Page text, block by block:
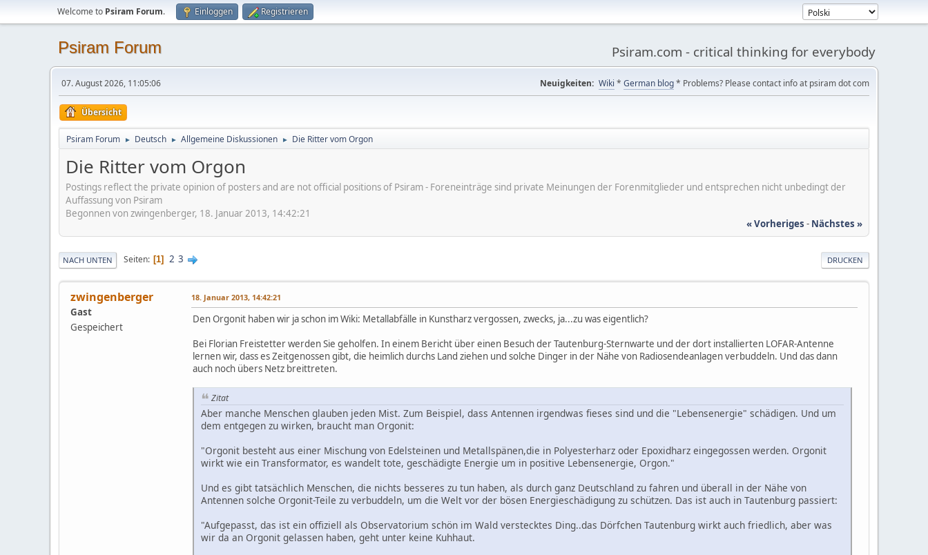
Welcome to Psiram Forum. Einloggen Registrieren
Psiram Forum Psiram.com - critical thinking for everybody
07. August 2026, 11:05:06 Neuigkeiten: Wiki * German blog* Problems? Please contact info at psiram dot com
Übersicht
Psiram Forum ► Deutsch ► Allgemeine Diskussionen ► Die Ritter vom Orgon
Die Ritter vom Orgon
Postings reflect the private opinion of posters and are not official positions of Psiram - Foreneinträge sind private Meinungen der Forenmitglieder und entsprechen nicht unbedingt der
Auffassung von Psiram
Begonnen von zwingenberger, 18. Januar 2013, 14:42:21
« Vorheriges - Nächstes »
DRUCKEN
NACH UNTEN Seiten 1 2 3
zwingenberger
Gast
Gespeichert
18. Januar 2013, 14:42:21
Den Orgonit haben wir ja schon im Wiki: Metallabfälle in Kunstharz vergossen, zwecks, ja...zu was eigentlich?
Bei Florian Freistetter werden Sie geholfen. In einem Bericht über einen Besuch der Tautenburg-Sternwarte und der dort installierten LOFAR-Antenne
lernen wir, dass es Zeitgenossen gibt, die heimlich durchs Land ziehen und solche Dinger in der Nähe von Radiosendeanlagen verbuddeln. Und das dann
auch noch übers Netz breittreten.
Zitat
Aber manche Menschen glauben jeden Mist. Zum Beispiel, dass Antennen irgendwas fieses sind und die "Lebensenergie" schädigen. Und um
dem entgegen zu wirken, braucht man Orgonit:
"Orgonit besteht aus einer Mischung von Edelsteinen und Metallspänen,die in Polyesterharz oder Epoxidharz eingegossen werden. Orgonit
wirkt wie ein Transformator, es wandelt tote, geschädigte Energie um in positive Lebensenergie, Orgon."
Und es gibt tatsächlich Menschen, die nichts besseres zu tun haben, als durch ganz Deutschland zu fahren und überall in der Nähe von
Antennen solche Orgonit-Teile zu verbuddeln, um die Welt vor der bösen Energieschädigung zu schützen. Das ist auch in Tautenburg passiert:
"Aufgepasst, das ist ein offiziell als Observatorium schön im Wald verstecktes Ding..das Dörfchen Tautenburg wirkt auch friedlich, aber was
wir da an Orgonit gelassen haben, geht unter keine Kuhhaut.